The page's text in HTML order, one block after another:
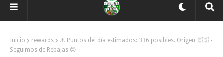
Inicio rewards
⚠️ Puntos del día estimados: 336 posibles. Origen 🇪🇸 -
Seguimos de Rebajas 😔